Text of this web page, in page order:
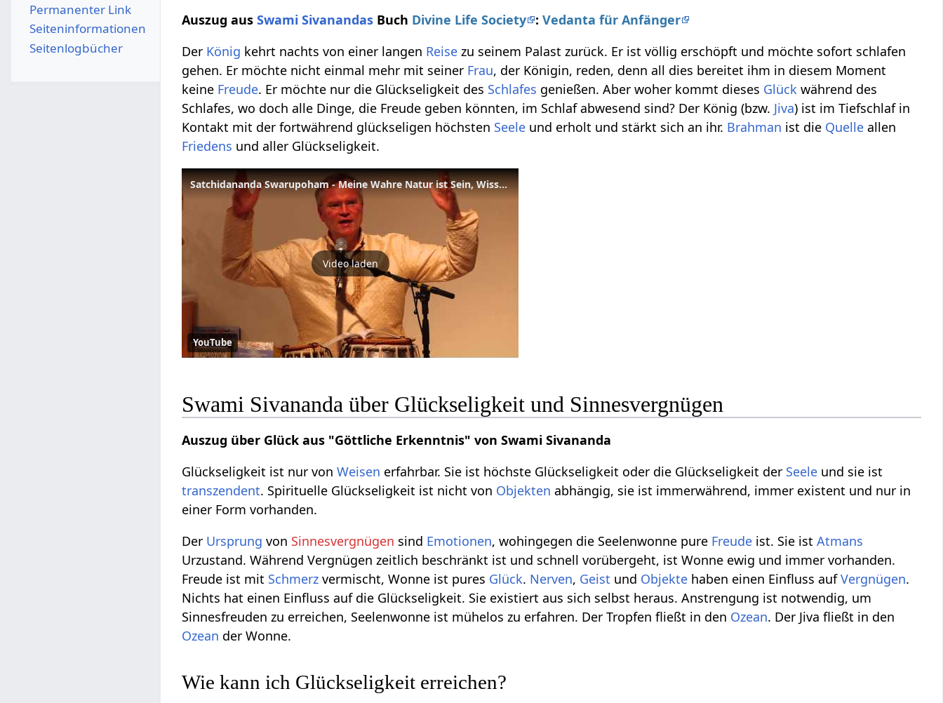
Auszug ausSwami Sivanandas Buch Divine Life Society :Vedanta für Anfänger
Der König kehrt nachts von einer langen Reise zu seinem Palast zurück. Er ist völlig erschöpft und möchte sofort schlafen
gehen. Er möchte nicht einmal mehr mit seiner Frau, der Königin, reden, denn all dies bereitet ihm in diesem Moment
keine Freude. Er möchte nur die Glückseligkeit des Schlafes genießen. Aber woher kommt dieses Glück während des
Schlafes, wo doch alle Dinge, die Freude geben könnten, im Schlaf abwesend sind? Der König (bzw. Jiva) ist im Tiefschlaf in
Kontakt mit der fortwährend glückseligen höchsten Seele und erholt und stärkt sich an ihr. Brahman ist die Quelle allen
Friedens und aller Glückseligkeit.
Satchidananda Swarupoham - Meine Wahre Natur ist Sein, Wissen und Glückseligkeit
Video laden
YouTube
Swami Sivananda über Glückseligkeit und Sinnesvergnügen
Auszug über Glück aus "Göttliche Erkenntnis" von Swami Sivananda
Glückseligkeit ist nur vonWeisen erfahrbar. Sie ist höchste Glückseligkeit oder die Glückseligkeit der Seele und sie ist
transzendent. Spirituelle Glückseligkeit ist nicht von Objekten abhängig, sie ist immerwährend, immer existent und nur in
einer Form vorhanden.
Der Ursprung von Sinnesvergnügen sind Emotionen, wohingegen die Seelenwonne pure Freude ist. Sie istAtmans
Urzustand. Während Vergnügen zeitlich beschränkt ist und schnell vorübergeht, ist Wonne ewig und immer vorhanden.
Freude ist mit Schmerz vermischt, Wonne ist pures Glück. Nerven, Geist und Objekte haben einen Einfluss aufVergnügen.
Nichts hat einen Einfluss auf die Glückseligkeit. Sie existiert aus sich selbst heraus. Anstrengung ist notwendig, um
Sinnesfreuden zu erreichen, Seelenwonne ist mühelos zu erfahren. Der Tropfen fließt in den Ozean. Der Jiva fließt in den
Ozean der Wonne.
Wie kann ich Glückseligkeit erreichen?
Permanenter Link
Seiten­­informationen
Seitenlogbücher